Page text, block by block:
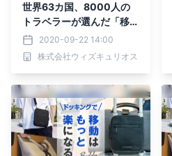
世界63カ国、8000人の
トラベラーが選んだ「移動
をもっと楽にする」バッグ
がMakuakeにて先行予約
受付中！！
2020-09-22 14:00
株式会社ウィズキュリオス